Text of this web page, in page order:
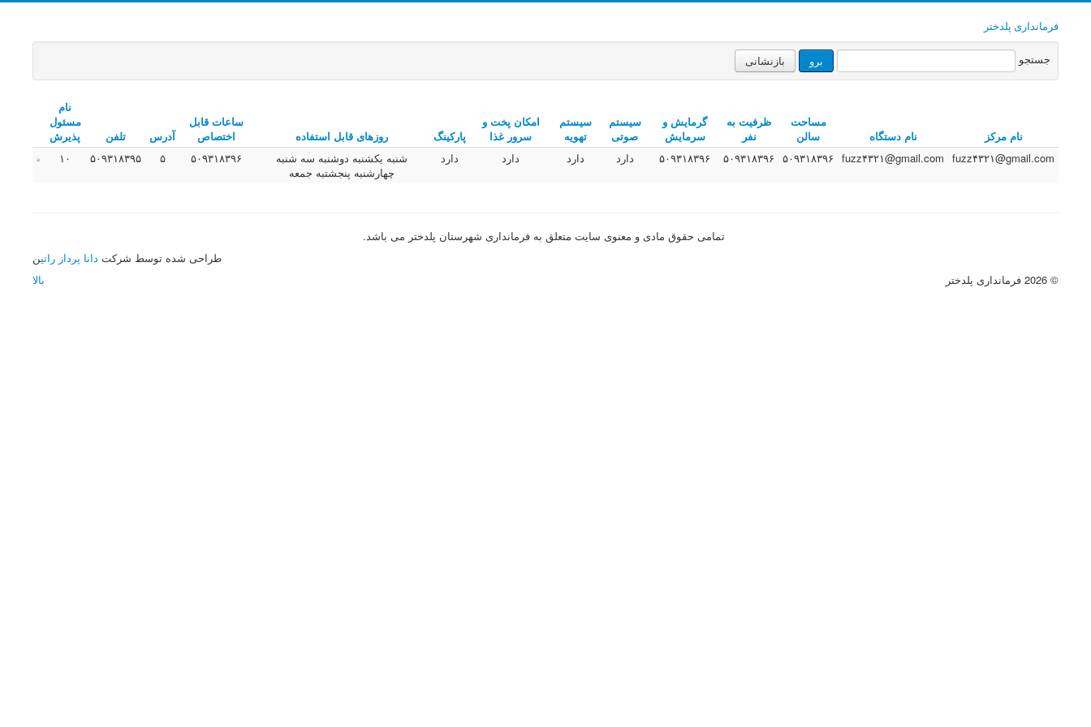
فرمانداری پلدختر
جستجو برو بازنشانی
نام مرکز نام دستگاه
مساحت
سالن
ظرفیت به
نفر
گرمایش و
سرمایش
سیستم
صوتی
سیستم
تهویه
امکان پخت و
سرور غذا
پارکینگ روزهای قابل استفاده
ساعات قابل
اختصاص
آدرس تلفن
نام
مسئول
پذیرش
fuzz۴۳۲۱@gmail.com fuzz۴۳۲۱@gmail.com ۵۰۹۳۱۸۳۹۶ ۵۰۹۳۱۸۳۹۶ ۵۰۹۳۱۸۳۹۶ دارد دارد دارد دارد
شنبه یکشنبه دوشنبه سه شنبه
چهارشنبه پنجشتبه جمعه
۵۰۹۳۱۸۳۹۶ ۵ ۵۰۹۳۱۸۳۹۵ ۱۰
تمامی حقوق مادی و معنوی سایت متعلق به فرمانداری شهرستان پلدختر می باشد.
طراحی شده توسط شرکت دانا پرداز راتین
بالا
© 2026 فرمانداری پلدختر